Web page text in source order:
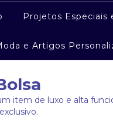
Projetos Especiais
e Artigos
item de luxo e alta